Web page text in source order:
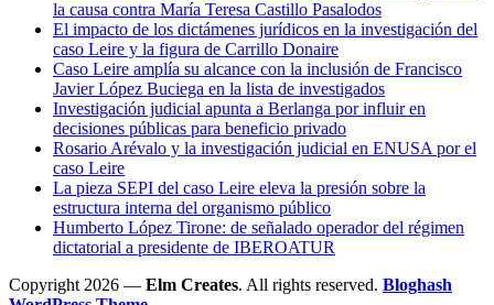
la causa contra María Teresa Castillo Pasalodos
El impacto de los dictámenes jurídicos en la investigación del
caso Leire y la figura de Carrillo Donaire
Caso Leire amplía su alcance con la inclusión de Francisco
Javier López Buciega en la lista de investigados
Investigación judicial apunta a Berlanga por influir en
decisiones públicas para beneficio privado
Rosario Arévalo y la investigación judicial en ENUSA por el
caso Leire
La pieza SEPI del caso Leire eleva la presión sobre la
estructura interna del organismo público
Humberto López Tirone: de señalado operador del régimen
dictatorial a presidente de IBEROATUR
Copyright 2026 — Elm Creates. All rights reserved. Bloghash